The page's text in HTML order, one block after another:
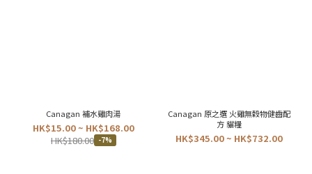
Canagan 補水雞肉湯
HK$15.00 ~ HK$168.00
HK$180.00 -7%
Canagan 原之選 火雞無穀物健齒配
方 貓糧
HK$345.00 ~ HK$732.00